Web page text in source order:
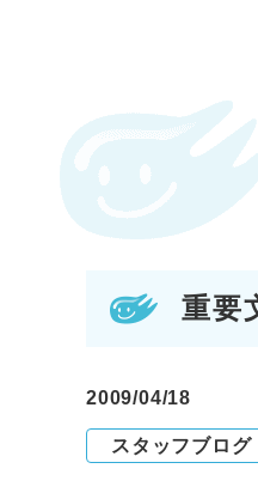
重要
2009/04/18
スタッフブログ